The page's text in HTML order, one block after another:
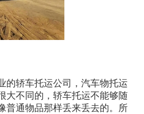
的轿车托运公司，汽车物托运
大不同的，轿车托运不能够随
普通物品那样丢来丢去的。所